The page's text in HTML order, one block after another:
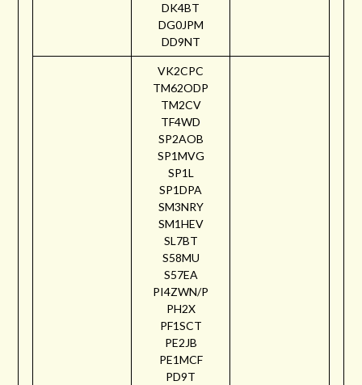
DK4BT
DG0JPM
DD9NT
VK2CPC
TM62ODP
TM2CV
TF4WD
SP2AOB
SP1MVG
SP1L
SP1DPA
SM3NRY
SM1HEV
SL7BT
S58MU
S57EA
PI4ZWN/P
PH2X
PF1SCT
PE2JB
PE1MCF
PD9T